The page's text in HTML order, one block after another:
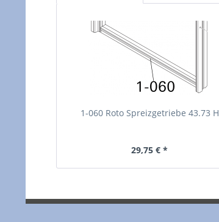
1-060 Roto Spreizgetriebe 43.73 H
29,75 € *